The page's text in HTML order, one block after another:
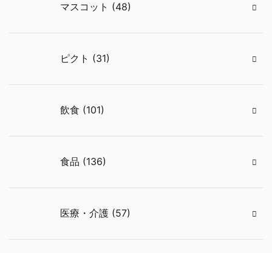
マスコット (48)
ピクト (31)
飲食 (101)
食品 (136)
医療・介護 (57)